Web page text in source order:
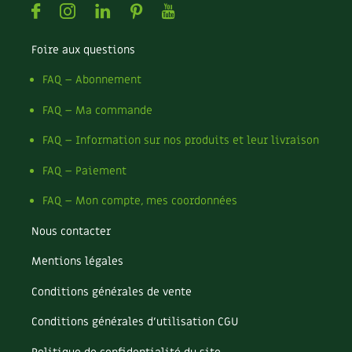
Recettes végétariennes et vegan
Habitat écologique
Matériaux écologiques
Énergie
Gestion de l’eau
Santé et bien-être
Appels à témoignage
Bonnes adresses
Liste des pépiniéristes
FacebookInstagramLinkedin
PinterestYoutube
Foire aux questions
FAQ – Abonnement
FAQ – Ma commande
FAQ – Information sur nos produits et leur livraison
FAQ – Paiement
FAQ – Mon compte, mes coordonnées
Nous contacter
Mentions légales
Conditions générales de vente
Conditions générales d’utilisation CGU